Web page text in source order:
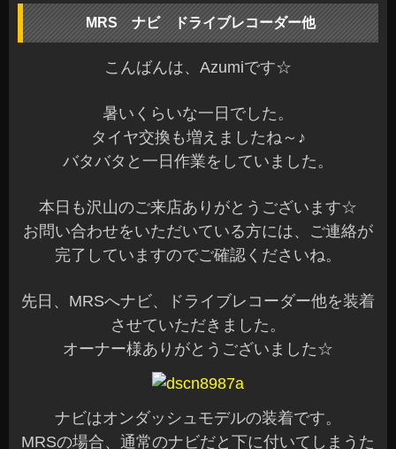
MRS ナビ ドライブレコーダー他
こんばんは、Azumiです☆
暑いくらいな一日でした。
タイヤ交換も増えましたね～♪
バタバタと一日作業をしていました。
本日も沢山のご来店ありがとうございます☆
お問い合わせをいただいている方には、ご連絡が
完了していますのでご確認くださいね。
先日、MRSへナビ、ドライブレコーダー他を装着
させていただきました。
オーナー様ありがとうございました☆
ナビはオンダッシュモデルの装着です。
MRSの場合、通常のナビだと下に付いてしまうた